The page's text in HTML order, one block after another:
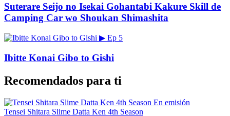
Suterare Seijo no Isekai Gohantabi Kakure Skill de
Camping Car wo Shoukan Shimashita
▶ Ep 5
Ibitte Konai Gibo to Gishi
Recomendados para ti
En emisión
Tensei Shitara Slime Datta Ken 4th Season